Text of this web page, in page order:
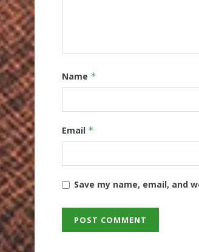
Name *
Email *
Save my name, email, and